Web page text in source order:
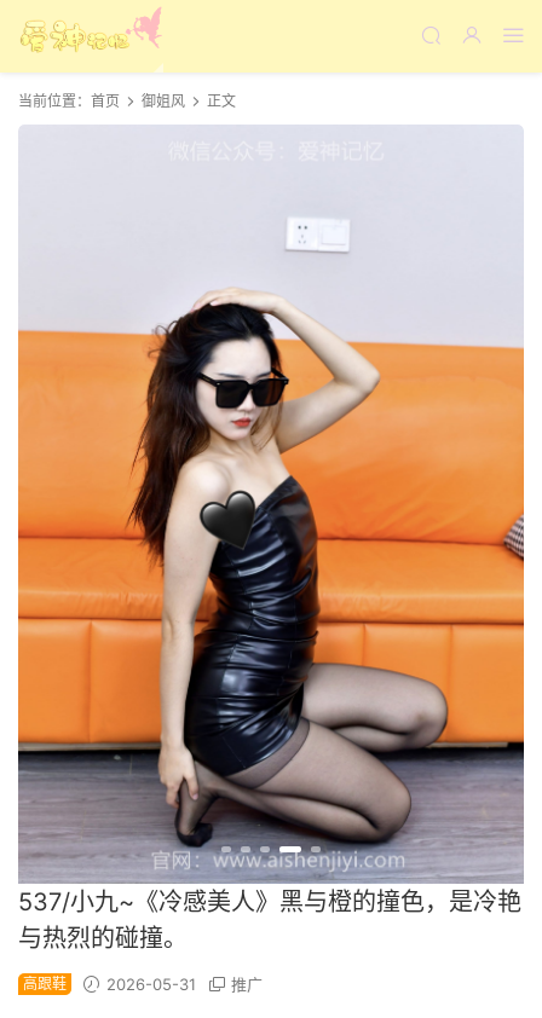
当前位置： 首页 御姐风 正文
537/小九~《冷感美人》黑与橙的撞色，是冷艳
与热烈的碰撞。
高跟鞋 2026-05-31 推广